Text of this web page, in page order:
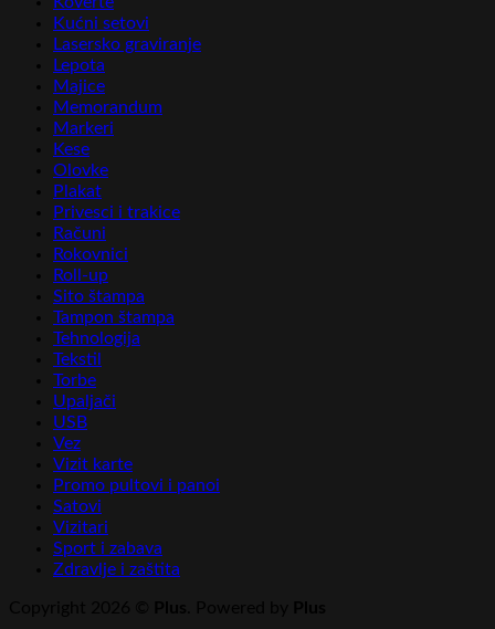
Kućni setovi
Lasersko graviranje
Lepota
Majice
Memorandum
Markeri
Kese
Olovke
Plakat
Privesci i trakice
Računi
Rokovnici
Roll-up
Sito štampa
Tampon štampa
Tehnologija
Tekstil
Torbe
Upaljači
USB
Vez
Vizit karte
Promo pultovi i panoi
Satovi
Vizitari
Sport i zabava
Zdravlje i zaštita